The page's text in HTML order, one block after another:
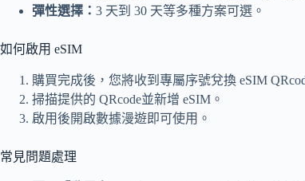
彈性選擇： 3 天到 30 天等多種方案可選。
如何啟用 eSIM
購買完成後，您將收到專屬序號兌換 eSIM
掃描提供的 QRcode並新增 eSIM。
啟用後開啟數據漫遊即可使用。
常見問題處理